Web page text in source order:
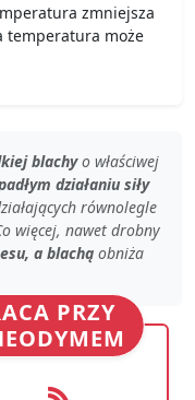
zmniejsza
temperatura może
blachyo właściwej
działaniu siły
równolegle
więcej, nawet drobny
a blachąobniża
PRZY